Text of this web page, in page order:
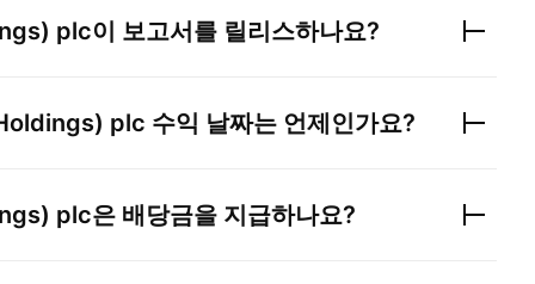
plc이 보고서를 릴리스하나요?
plc 수익 날짜는 언제인가요?
plc은 배당금을 지급하나요?